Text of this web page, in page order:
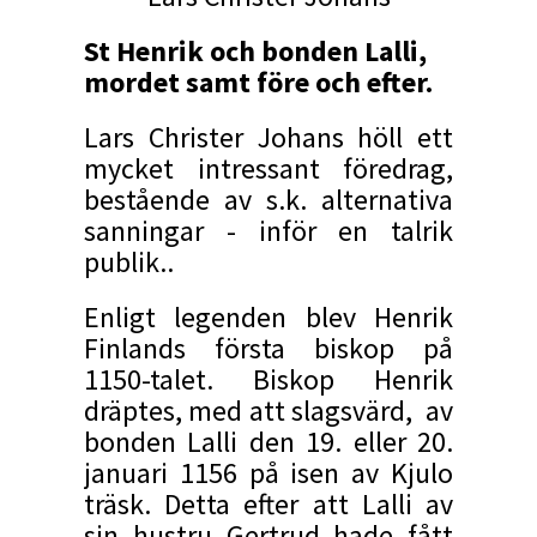
St Henrik och bonden Lalli,
mordet samt före och efter.
Lars Christer Johans höll ett
mycket intressant föredrag,
bestående av s.k. alternativa
sanningar - inför en talrik
publik..
Enligt legenden blev Henrik
Finlands första biskop på
1150-talet. Biskop Henrik
dräptes, med att slagsvärd, av
bonden Lalli den 19. eller 20.
januari 1156 på isen av Kjulo
träsk. Detta efter att Lalli av